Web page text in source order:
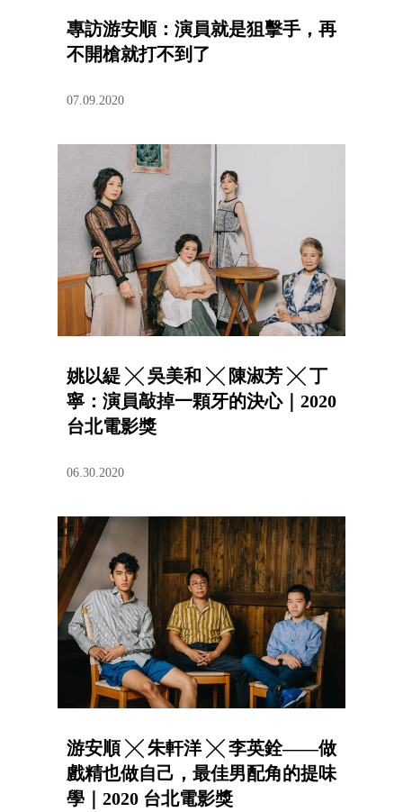
專訪游安順：演員就是狙擊手，再
不開槍就打不到了
07.09.2020
姚以緹 ╳ 吳美和 ╳ 陳淑芳 ╳ 丁
寧：演員敲掉一顆牙的決心｜2020
台北電影獎
06.30.2020
游安順 ╳ 朱軒洋 ╳ 李英銓——做
戲精也做自己，最佳男配角的提味
學｜2020 台北電影獎